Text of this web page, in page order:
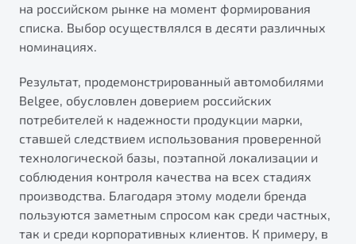
Универсальный кроссовер
Обзор В наличии
Запись на сервис
Калькулятор ТО
Клиентская поддержка
на российском рынке на момент формирования
списка. Выбор осуществлялся в десяти различных
номинациях.
Результат, продемонстрированный автомобилями
Belgee, обусловлен доверием российских
потребителей к надежности продукции марки,
ставшей следствием использования проверенной
технологической базы, поэтапной локализации и
соблюдения контроля качества на всех стадиях
производства. Благодаря этому модели бренда
пользуются заметным спросом как среди частных,
так и среди корпоративных клиентов. К примеру, в